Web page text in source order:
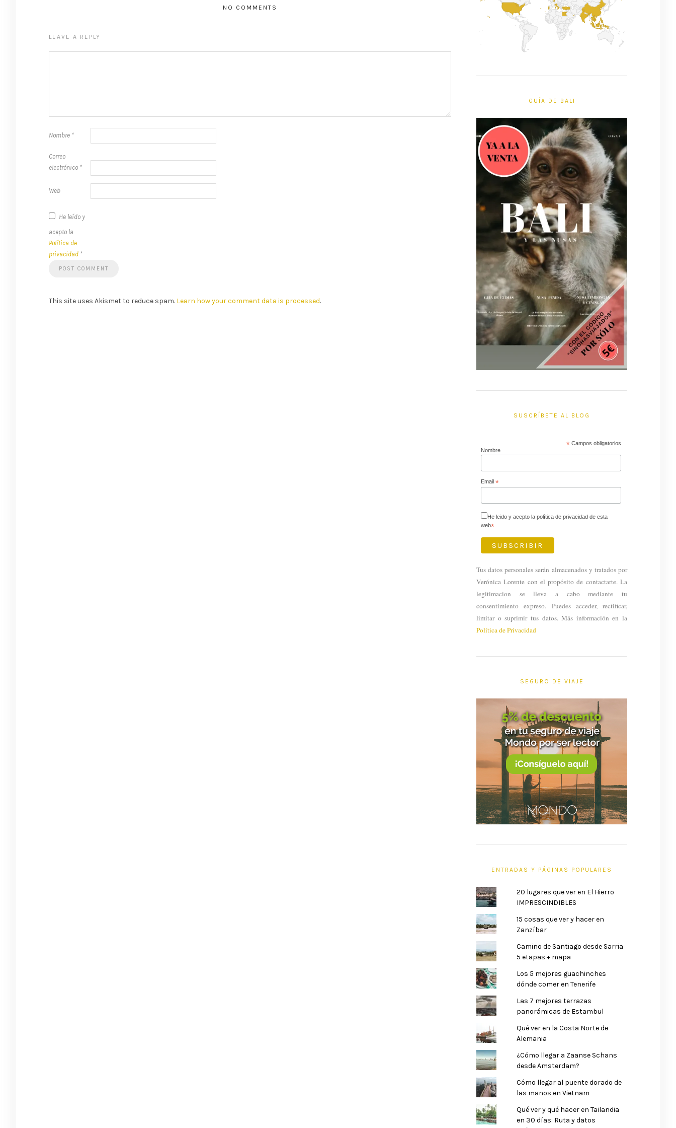
NO COMMENTS
LEAVE A REPLY
Nombre *
Correo
electrónico *
Web
He leído y
acepto la
Política de
privacidad *
This site uses Akismet to reduce spam. Learn how your comment data is processed.
GUÍA DE BALI
SUSCRÍBETE AL BLOG
* Campos obligatorios
Nombre
Email *
He leido y acepto la política de privacidad de esta
web*
Tus datos personales serán almacenados y tratados por
Verónica Lorente con el propósito de contactarte. La
legitimacion se lleva a cabo mediante tu
consentimiento expreso. Puedes acceder, rectificar,
limitar o suprimir tus datos. Más información en la
Política de Privacidad
SEGURO DE VIAJE
ENTRADAS Y PÁGINAS POPULARES
20 lugares que ver en El Hierro
IMPRESCINDIBLES
15 cosas que ver y hacer en
Zanzíbar
Camino de Santiago desde Sarria
5 etapas + mapa
Los 5 mejores guachinches
dónde comer en Tenerife
Las 7 mejores terrazas
panorámicas de Estambul
Qué ver en la Costa Norte de
Alemania
¿Cómo llegar a Zaanse Schans
desde Amsterdam?
Cómo llegar al puente dorado de
las manos en Vietnam
Qué ver y qué hacer en Tailandia
en 30 días: Ruta y datos